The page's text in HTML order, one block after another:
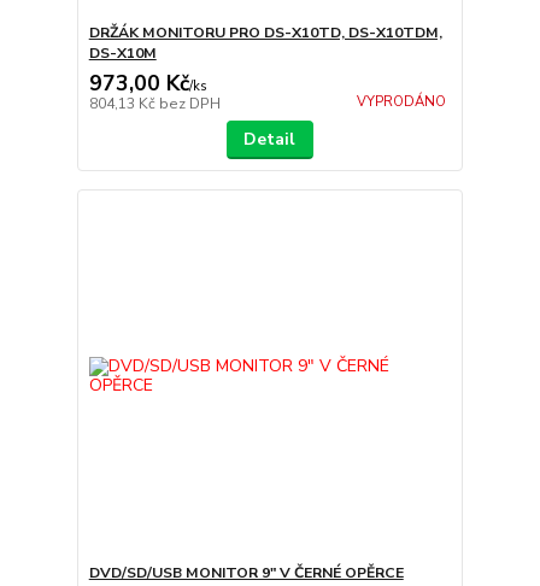
DRŽÁK MONITORU PRO DS-X10TD, DS-X10TDM,
DS-X10M
973,00 Kč/ks
804,13 Kč bez DPH VYPRODÁNO
Detail
DVD/SD/USB MONITOR 9" V ČERNÉ OPĚRCE